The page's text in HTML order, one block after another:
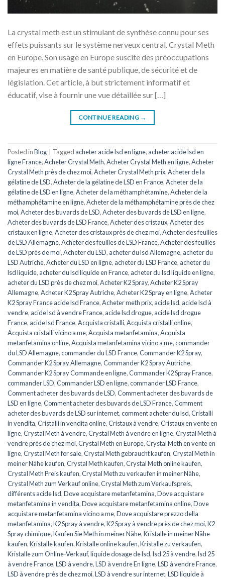
La crystal meth est un stimulant de synthèse connu pour ses
effets puissants sur le système nerveux central. Crystal Meth
en Europe, Son usage en Europe suscite des préoccupations
majeures en matière de santé publique, de sécurité et de
législation. Cet article, à but strictement informatif et
éducatif, vise à fournir une vue détaillée sur […]
CONTINUE READING →
Posted inBlog Tagged acheter acide lsd en ligne, acheter acide lsd en
ligne France,Acheter Crystal Meth,Acheter Crystal Meth en ligne,Acheter
Crystal Meth près de chez moi,Acheter Crystal Meth prix,Acheter de la
gélatine de LSD,Acheter de la gélatine de LSD en France,Acheter de la
gélatine de LSD en ligne,Acheter de la méthamphétamine,Acheter de la
méthamphétamine en ligne,Acheter de la méthamphétamine près de chez
moi,Acheter des buvards de LSD,Acheter des buvards de LSD en ligne,
Acheter des buvards de LSD France,Acheter des cristaux,Acheter des
cristaux en ligne,Acheter des cristaux près de chez moi,Acheter des feuilles
de LSD Allemagne,Acheter des feuilles de LSD France,Acheter des feuilles
de LSD près de moi,Acheter du LSD, acheter du lsd Allemagne, acheter du
LSD Autriche,Acheter du LSD en ligne, acheter du LSD France, acheter du
lsd liquide, acheter du lsd liquide en France, acheter du lsd liquide en ligne,
acheter du LSD près de chez moi,Acheter K2 Spray,Acheter K2 Spray
Allemagne,Acheter K2 Spray Autriche,Acheter K2 Spray en ligne,Acheter
K2 Spray France acide lsd France,Acheter meth prix, acide lsd, acide lsd à
vendre, acide lsd à vendre France, acide lsd drogue, acide lsd drogue
France, acide lsd France,Acquista cristalli,Acquista cristalli online,
Acquista cristalli vicino a me,Acquista metanfetamina,Acquista
metanfetamina online,Acquista metanfetamina vicino a me,commander
du LSD Allemagne,commander du LSD France,Commander K2 Spray,
Commander K2 Spray Allemagne,Commander K2 Spray Autriche,
Commander K2 Spray Commande en ligne,Commander K2 Spray France,
commander LSD,Commander LSD en ligne,commander LSD France,
Comment acheter des buvards de LSD,Comment acheter des buvards de
LSD en ligne,Comment acheter des buvards de LSD France,Comment
acheter des buvards de LSD sur internet,comment acheter du lsd,Cristalli
in vendita,Cristalli in vendita online,Cristaux à vendre,Cristaux en vente en
ligne,Crystal Meth à vendre,Crystal Meth à vendre en ligne,Crystal Meth à
vendre près de chez moi,Crystal Meth en Europe,Crystal Meth en vente en
ligne,Crystal Meth for sale,Crystal Meth gebraucht kaufen,Crystal Meth in
meiner Nähe kaufen,Crystal Meth kaufen,Crystal Meth online kaufen,
Crystal Meth Preis kaufen,Crystal Meth zu verkaufen in meiner Nähe,
Crystal Meth zum Verkauf online,Crystal Meth zum Verkaufspreis,
différents acide lsd,Dove acquistare metanfetamina,Dove acquistare
metanfetamina in vendita,Dove acquistare metanfetamina online,Dove
acquistare metanfetamina vicino a me,Dove acquistare prezzo della
metanfetamina,K2 Spray à vendre,K2 Spray à vendre près de chez moi,K2
Spray chimique,Kaufen Sie Meth in meiner Nähe,Kristalle in meiner Nähe
kaufen,Kristalle kaufen,Kristalle online kaufen,Kristalle zu verkaufen,
Kristalle zum Online-Verkauf,liquide dosage de lsd,lsd 25 à vendre,lsd 25
à vendre France,LSD à vendre,LSD à vendre En ligne,LSD à vendre France,
LSD à vendre près de chez moi,LSD à vendre sur internet,LSD liquide à